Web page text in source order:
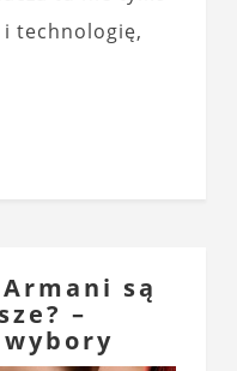
technologię,
są
–